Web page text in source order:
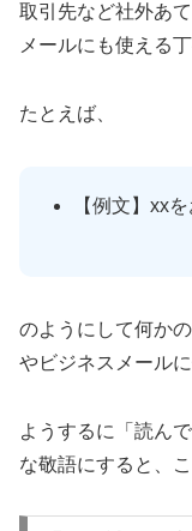
取引先など社外あ
メールにも使える
たとえば、
【例文】xx
のようにして何か
やビジネスメールに
ようするに「読ん
な敬語にすると、